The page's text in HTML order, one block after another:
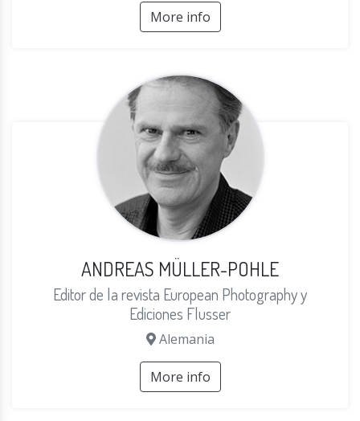
More info
ANDREAS MÜLLER-POHLE
Editor de la revista European Photography y
Ediciones Flusser
Alemania
More info